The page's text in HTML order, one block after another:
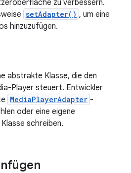
zu verbessern.
setAdapter() , um eine
hinzuzufügen.
abstrakte Klasse, die den
Player steuert. Entwickler
MediaPlayerAdapter -
oder eine eigene
schreiben.